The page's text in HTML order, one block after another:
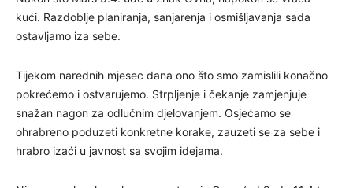
kući. Razdoblje planiranja, sanjarenja i osmišljavanja sada
ostavljamo iza sebe.
Tijekom narednih mjesec dana ono što smo zamislili konačno
pokrećemo i ostvarujemo. Strpljenje i čekanje zamjenjuje
snažan nagon za odlučnim djelovanjem. Osjećamo se
ohrabreno poduzeti konkretne korake, zauzeti se za sebe i
hrabro izaći u javnost sa svojim idejama.